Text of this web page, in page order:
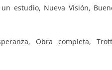
estudio, Nueva Visión,
Obra completa,